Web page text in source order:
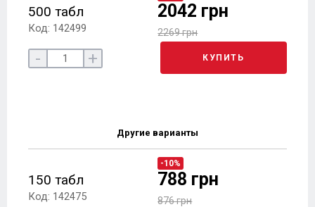
500 табл
Код: 142499
2042 грн
2269 грн
- + КУПИТЬ
Другие варианты
150 табл
Код: 142475
-10%
788 грн
876 грн